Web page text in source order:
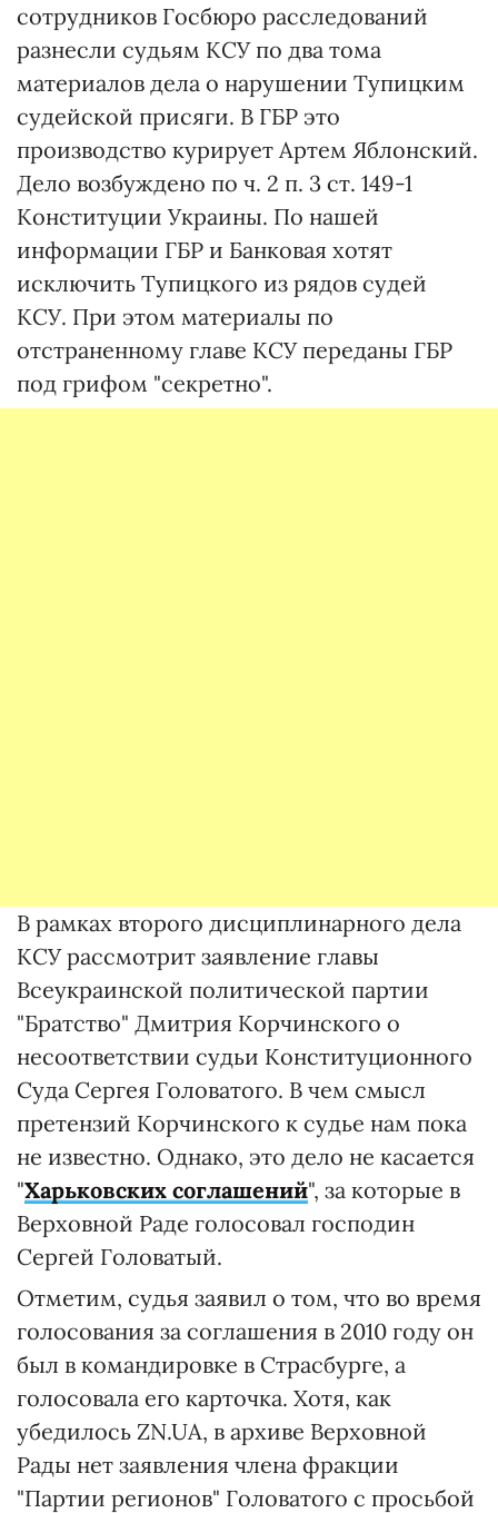
сотрудников Госбюро расследований
разнесли судьям КСУ по два тома
материалов дела о нарушении Тупицким
судейской присяги. В ГБР это
производство курирует Артем Яблонский.
Дело возбуждено по ч. 2 п. 3 ст. 149-1
Конституции Украины. По нашей
информации ГБР и Банковая хотят
исключить Тупицкого из рядов судей
КСУ. При этом материалы по
отстраненному главе КСУ переданы ГБР
под грифом "секретно".
В рамках второго дисциплинарного дела
КСУ рассмотрит заявление главы
Всеукраинской политической партии
"Братство" Дмитрия Корчинского о
несоответствии судьи Конституционного
Суда Сергея Головатого. В чем смысл
претензий Корчинского к судье нам пока
не известно. Однако, это дело не касается
"Харьковских соглашений", за которые в
Верховной Раде голосовал господин
Сергей Головатый.
Отметим, судья заявил о том, что во время
голосования за соглашения в 2010 году он
был в командировке в Страсбурге, а
голосовала его карточка. Хотя, как
убедилось ZN.UA, в архиве Верховной
Рады нет заявления члена фракции
"Партии регионов" Головатого с просьбой